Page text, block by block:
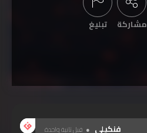
مشاركة تبليغ
فنكيلي قبل ثانية واحدة